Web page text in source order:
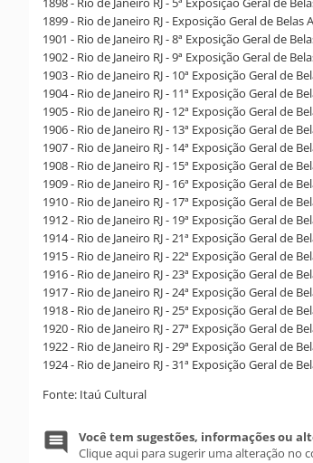
1899 - Rio de Janeiro RJ - Exposição Geral de Belas
1901 - Rio de Janeiro RJ - 8ª Exposição Geral de
1902 - Rio de Janeiro RJ - 9ª Exposição Geral de
1903 - Rio de Janeiro RJ - 10ª Exposição Geral de
1904 - Rio de Janeiro RJ - 11ª Exposição Geral de
1905 - Rio de Janeiro RJ - 12ª Exposição Geral de
1906 - Rio de Janeiro RJ - 13ª Exposição Geral de
1907 - Rio de Janeiro RJ - 14ª Exposição Geral de
1908 - Rio de Janeiro RJ - 15ª Exposição Geral de
1909 - Rio de Janeiro RJ - 16ª Exposição Geral de
1910 - Rio de Janeiro RJ - 17ª Exposição Geral de
1912 - Rio de Janeiro RJ - 19ª Exposição Geral de
1914 - Rio de Janeiro RJ - 21ª Exposição Geral de
1915 - Rio de Janeiro RJ - 22ª Exposição Geral de
1916 - Rio de Janeiro RJ - 23ª Exposição Geral de
1917 - Rio de Janeiro RJ - 24ª Exposição Geral de
1918 - Rio de Janeiro RJ - 25ª Exposição Geral de
1920 - Rio de Janeiro RJ - 27ª Exposição Geral de
1922 - Rio de Janeiro RJ - 29ª Exposição Geral de
1924 - Rio de Janeiro RJ - 31ª Exposição Geral de
Fonte: Itaú Cultural
Você tem sugestões, informações ou
Clique aqui para sugerir uma alteração no